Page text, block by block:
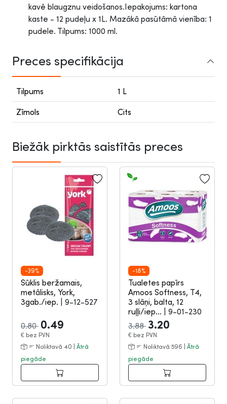
kavē blaugznu veidošanos.Iepakojums: kartona
kaste - 12 pudeļu x 1L. Mazākā pasūtāmā vienība: 1
pudele. Tilpums: 1000 ml.
Preces specifikācija
Tilpums 1 L
Zīmols Cits
Biežāk pirktās saistītās preces
-39%
Sūklis beržamais,
metālisks, York,
3gab./iep.
9-12-527
0.80 0.49
€ bez PVN
Noliktavā 40 | Ātrā
piegāde
-18%
Tualetes papīrs
Amoos Softness, T4,
3 slāņi, balta, 12
ruļļi/iep...
9-01-230
3.88 3.20
€ bez PVN
Noliktavā 596 | Ātrā
piegāde